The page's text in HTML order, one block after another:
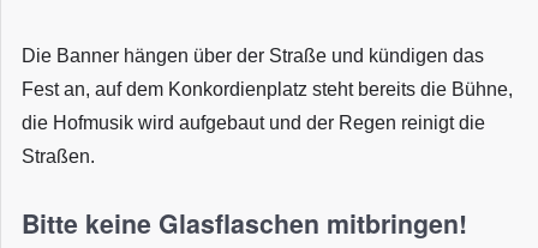
Die Banner hängen über der Straße und kündigen das
Fest an, auf dem Konkordienplatz steht bereits die Bühne,
die Hofmusik wird aufgebaut und der Regen reinigt die
Straßen.
Bitte keine Glasflaschen mitbringen!